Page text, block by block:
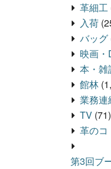
革細工
入荷
バッグ
映画・
本・雑
館林
業務連
TV (71)
革のコ
第3回ブ